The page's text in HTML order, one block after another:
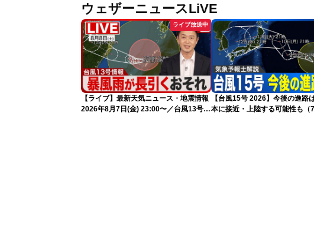
ウェザーニュースLiVE
ライブ放送中
【ライブ】最新天気ニュース・地震情報
2026年8月7日(金) 23:00〜／台風13号の
【台風15号 2026】今後の進路
本に接近・上陸する可能性も（